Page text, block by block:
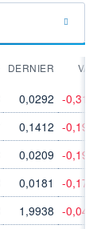
DERNIER VAR
0,0292 -0,31%
0,1412 -0,19%
0,0209 -0,19%
0,0181 -0,17%
1,9938 -0,04%